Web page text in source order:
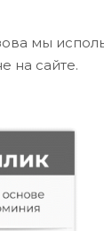
мы
на сайте.